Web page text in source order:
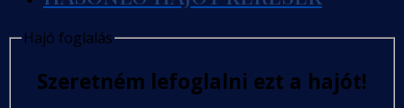
Hajó foglalás
Szeretném lefoglalni ezt a hajót!